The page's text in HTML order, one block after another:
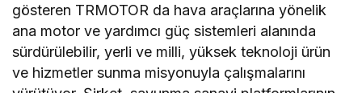
gösteren TRMOTOR da hava araçlarına yönelik
ana motor ve yardımcı güç sistemleri alanında
sürdürülebilir, yerli ve milli, yüksek teknoloji ürün
ve hizmetler sunma misyonuyla çalışmalarını